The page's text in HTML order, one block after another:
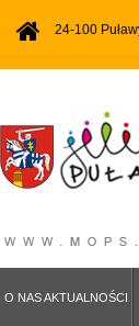
24-100
O NAS AKTUALNOŚCI